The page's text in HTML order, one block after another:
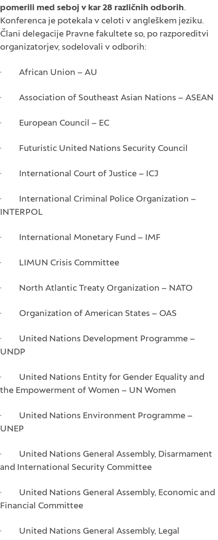
pomerili med seboj v kar 28 različnih odborih.
Konferenca je potekala v celoti v angleškem jeziku.
Člani delegacije Pravne fakultete so, po razporeditvi
organizatorjev, sodelovali v odborih:
· African Union – AU
· Association of Southeast Asian Nations – ASEAN
· European Council – EC
· Futuristic United Nations Security Council
· International Court of Justice – ICJ
· International Criminal Police Organization –
INTERPOL
· International Monetary Fund – IMF
· LIMUN Crisis Committee
· North Atlantic Treaty Organization – NATO
· Organization of American States – OAS
· United Nations Development Programme –
UNDP
· United Nations Entity for Gender Equality and
the Empowerment of Women – UN Women
· United Nations Environment Programme –
UNEP
· United Nations General Assembly, Disarmament
and International Security Committee
· United Nations General Assembly, Economic and
Financial Committee
· United Nations General Assembly, Legal